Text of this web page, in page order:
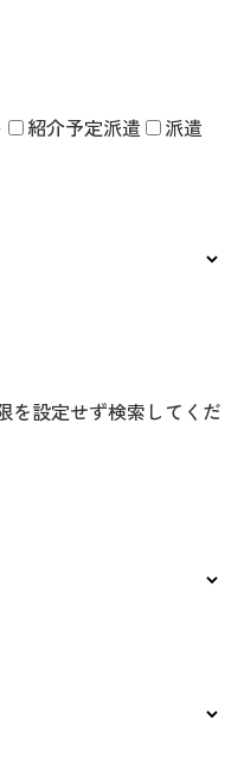
紹介予定派遣
派遣
を設定せず検索してくだ